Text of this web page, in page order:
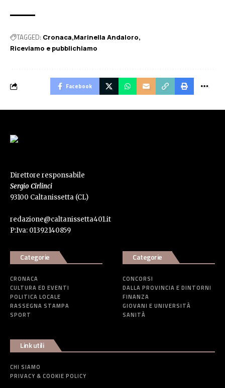
TAGGED: Cronaca Marinella Andaloro
Riceviamo e pubblichiamo
Facebook
Direttore responsabile
Sergio Cirlinci
93100 Caltanissetta (CL)
redazione@caltanissetta401.it
P:Iva: 01392140859
Categorie
CRONACA
CULTURA ED EVENTI
POLITICA LOCALE
RASSEGNA STAMPA
SPORT
Categorie
CONCORSI
DALLA PROVINCIA E DINTORNI
FINANZA
GIOVANI E UNIVERSITÀ
SANITÀ
Link utili
CHI SIAMO
PRIVACY & COOKIE POLICY